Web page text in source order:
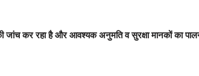
जांच कर रहा है और आवश्यक अनुमति व सुरक्षा मानकों का